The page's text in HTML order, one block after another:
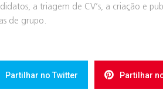
a triagem de CV’s, a criação e
de grupo.
Partilhar no Twitter Partilhar